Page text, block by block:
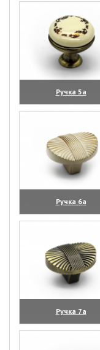
Ручка 5а
(увеличить)
Ручка 6а
(увеличить)
Ручка 7а
(увеличить)